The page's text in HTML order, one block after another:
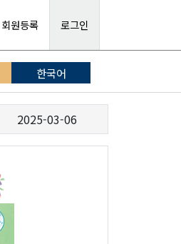
회원등록 로그인
한국어
2025-03-06